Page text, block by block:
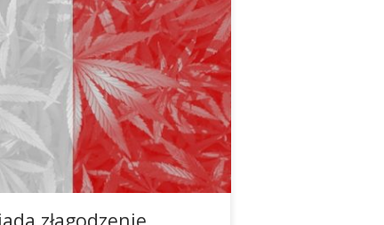
w ogóle nie uwierzy, że
praw jeśli chodzi o cannabis.
Europy, w których spożywanie
prawa najwyższą karą za